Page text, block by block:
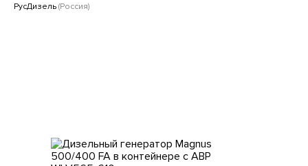
РусДизель (Россия)